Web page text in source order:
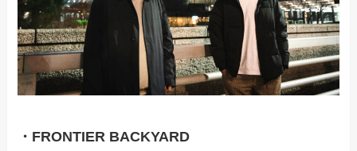
・FRONTIER BACKYARD